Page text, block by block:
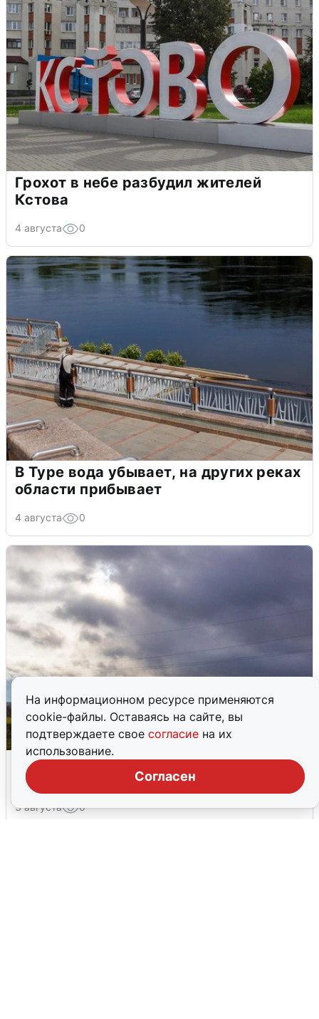
На информационном ресурсе применяются
cookie-файлы. Оставаясь на сайте, вы
подтверждаете свое согласие на их
использование.
Согласен
Грохот в небе разбудил жителей
Кстова
4 августа 0
В Туре вода убывает, на других реках
области прибывает
4 августа 0
Над ХМАО впервые сбили
беспилотники
3 августа 0